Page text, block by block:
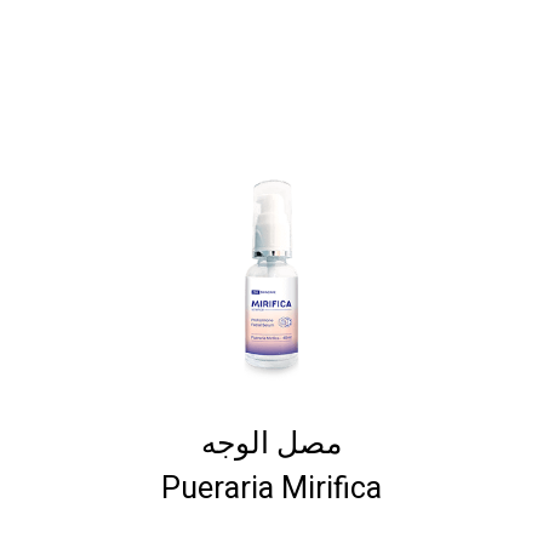
مصل الوجه
Pueraria Mirifica